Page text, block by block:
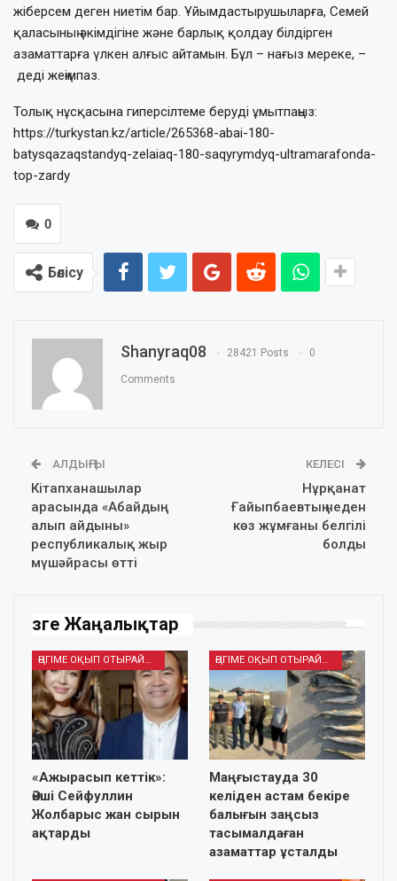
жіберсем деген ниетім бар. Ұйымдастырушыларға, Семей
қаласының әкімдігіне және барлық қолдау білдірген
азаматтарға үлкен алғыс айтамын. Бұл – нағыз мереке, –
деді жеңімпаз.
Толық нұсқасына гиперсілтеме беруді ұмытпаңыз:
https://turkystan.kz/article/265368-abai-180-
batysqazaqstandyq-zelaiaq-180-saqyrymdyq-ultramarafonda-
top-zardy
0
Бөлісу
Shanyraq08 28421 Posts 0
Comments
АЛДЫҢҒЫ
Кітапханашылар
арасында «Абайдың
алып айдыны»
республикалық жыр
мүшәйрасы өтті
КЕЛЕСІ
Нұрқанат
Ғайыпбаевтың неден
көз жұмғаны белгілі
болды
Өзге Жаңалықтар
«Ажырасып кеттік»:
Әнші Сейфуллин
Жолбарыс жан сырын
ақтарды
Маңғыстауда 30
келіден астам бекіре
балығын заңсыз
тасымалдаған
азаматтар ұсталды